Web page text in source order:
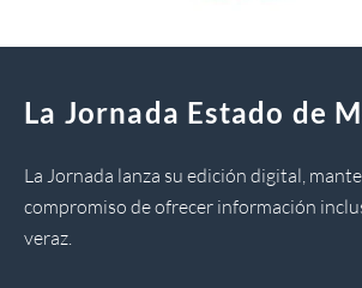
La Jornada Estado de
La Jornada lanza su edición digital,
compromiso de ofrecer información
veraz.